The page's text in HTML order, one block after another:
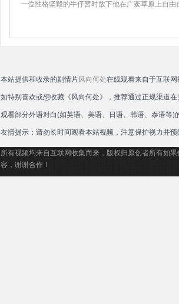
一位性格坚毅的牛仔暂时放下他在广袤草原上自
本站提供和收录的剧情片风向何处在线观看来自于互联
如特别喜欢或想收藏《风向何处》，推荐通过正规渠道
观看部分外语对白(如英语、美语、日语、韩语、泰语等
友情提示：请勿长时间观看本站视频，注意保护视力并预
所有视频均来自互联网收集而来，版权归原创者所有如
容，谢谢合作！